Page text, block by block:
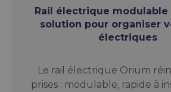
Rail électrique modulable
solution pour organiser
électriques
Le rail électrique Orium
prises : modulable, rapide à